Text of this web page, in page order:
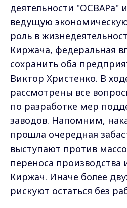
деятельности "ОСВАРа"
ведущую
роль в
Киржача, федеральная
сохранить оба
Виктор Христенко. В
рассмотрены все
по разработке мер
заводов. Напомним,
прошла очередная
выступают против
переноса производства
Киржач. Иначе более
рискуют остаться без